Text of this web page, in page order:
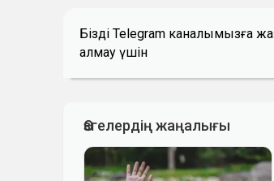
Біздің Telegram каналымызға
алмау үшін